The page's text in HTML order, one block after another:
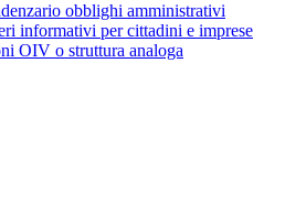
obblighi amministrativi
informativi per cittadini e imprese
OIV o struttura analoga